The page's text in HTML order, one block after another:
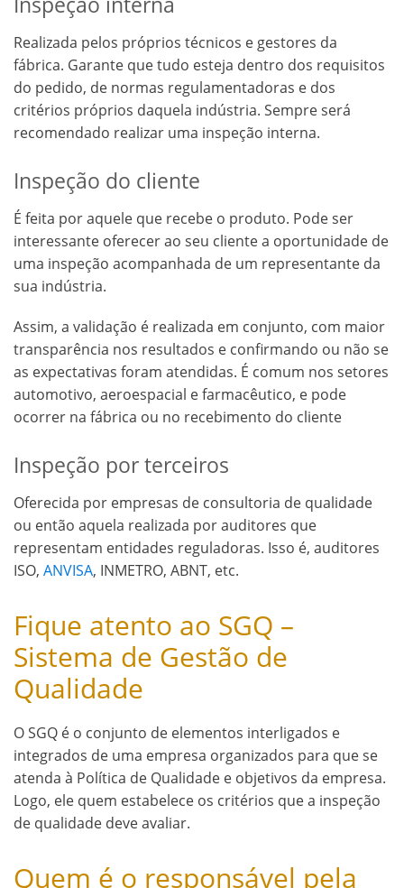
Realizada pelos próprios técnicos e gestores da
fábrica. Garante que tudo esteja dentro dos requisitos
do pedido, de normas regulamentadoras e dos
critérios próprios daquela indústria. Sempre será
recomendado realizar uma inspeção interna.
Inspeção do cliente
É feita por aquele que recebe o produto. Pode ser
interessante oferecer ao seu cliente a oportunidade de
uma inspeção acompanhada de um representante da
sua indústria.
Assim, a validação é realizada em conjunto, com maior
transparência nos resultados e confirmando ou não se
as expectativas foram atendidas. É comum nos setores
automotivo, aeroespacial e farmacêutico, e pode
ocorrer na fábrica ou no recebimento do cliente
Inspeção por terceiros
Oferecida por empresas de consultoria de qualidade
ou então aquela realizada por auditores que
representam entidades reguladoras. Isso é, auditores
ISO, ANVISA, INMETRO, ABNT, etc.
Fique atento ao SGQ –
Sistema de Gestão de
Qualidade
O SGQ é o conjunto de elementos interligados e
integrados de uma empresa organizados para que se
atenda à Política de Qualidade e objetivos da empresa.
Logo, ele quem estabelece os critérios que a inspeção
de qualidade deve avaliar.
Quem é o responsável pela